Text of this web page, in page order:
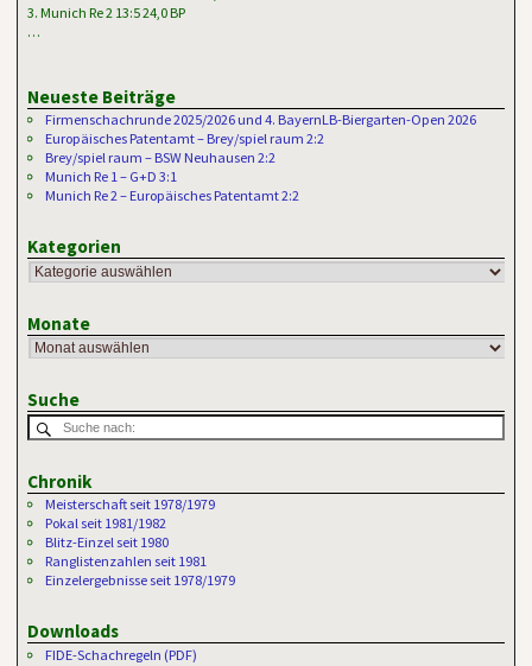
3. Munich Re 2 13:5 24,0 BP
…
Neueste Beiträge
Firmenschachrunde 2025/2026 und 4. BayernLB-Biergarten-Open 2026
Europäisches Patentamt – Brey/spiel raum 2:2
Brey/spiel raum – BSW Neuhausen 2:2
Munich Re 1 – G+D 3:1
Munich Re 2 – Europäisches Patentamt 2:2
Kategorien
Monate
Suche
Chronik
Meisterschaft seit 1978/1979
Pokal seit 1981/1982
Blitz-Einzel seit 1980
Ranglistenzahlen seit 1981
Einzelergebnisse seit 1978/1979
Downloads
FIDE-Schachregeln (PDF)